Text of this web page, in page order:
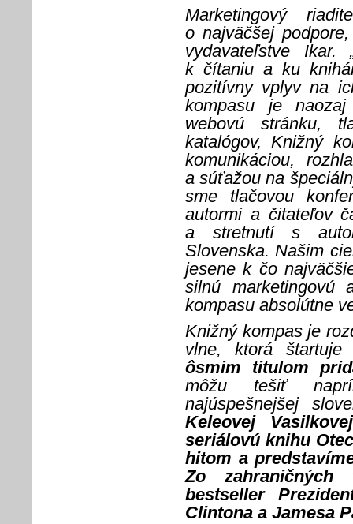
Marketingový
o najväčšej
vydavateľstve
k čítaniu a ku
pozitívny vplyv na
kompasu je
webovú stránku,
katalógov, Knižný
komunikáciou,
a súťažou na
sme tlačovou
autormi a čitateľov
a stretnutí s
Slovenska. Našim
jesene k čo
silnú marketingovú
kompasu absolútne
Knižný kompas je
vlne, ktorá
ôsmim titulom
môžu tešiť
najúspešnejšej
Keleovej
seriálovú knihu
hitom a
Zo zahraničných
bestseller
Clintona a Jamesa